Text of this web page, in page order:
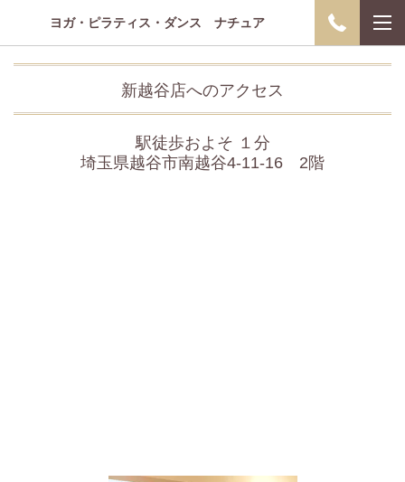
ヨガ・ピラティス・ダンス ナチュア
新越谷店へのアクセス
駅徒歩およそ １分
埼玉県越谷市南越谷4-11-16 2階